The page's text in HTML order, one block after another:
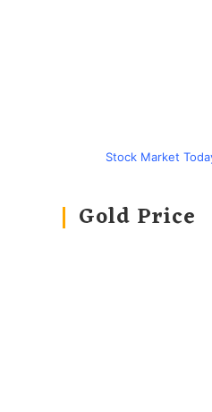
Stock Market
Gold Price